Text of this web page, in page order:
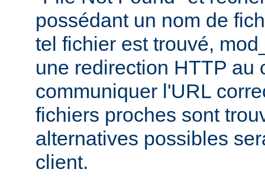
possédant un nom de
tel fichier est trouvé,
une redirection HTTP au
communiquer l'URL
fichiers proches sont
alternatives possibles
client.